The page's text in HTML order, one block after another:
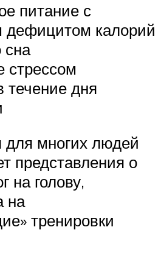
питание с
калорий
сна
стрессом
дня
для многих людей
представления о
на голову,
на
тренировки